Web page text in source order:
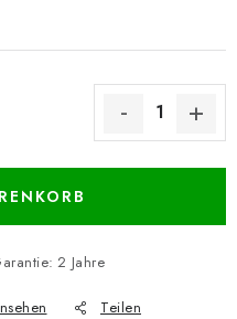
: 2 Jahre
Teilen